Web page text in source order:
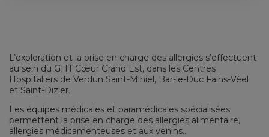
L’exploration et la prise en charge des allergies s’effectuent
au sein du GHT Cœur Grand Est, dans les Centres
Hospitaliers de Verdun Saint-Mihiel, Bar-le-Duc Fains-Véel
et Saint-Dizier.
Les équipes médicales et paramédicales spécialisées
permettent la prise en charge des allergies alimentaire,
allergies médicamenteuses et aux venins…